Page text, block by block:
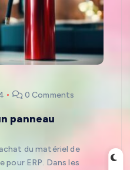
0 Comments
panneau
du matériel de
ERP. Dans les